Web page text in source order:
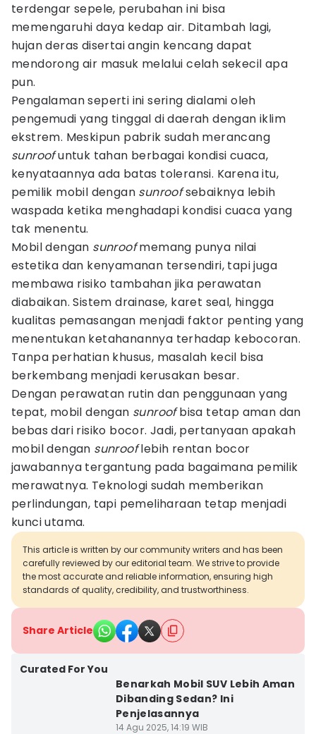
terdengar sepele, perubahan ini bisa
memengaruhi daya kedap air. Ditambah lagi,
hujan deras disertai angin kencang dapat
mendorong air masuk melalui celah sekecil apa
pun.
Pengalaman seperti ini sering dialami oleh
pengemudi yang tinggal di daerah dengan iklim
ekstrem. Meskipun pabrik sudah merancang
sunroofuntuk tahan berbagai kondisi cuaca,
kenyataannya ada batas toleransi. Karena itu,
pemilik mobil dengan sunroofsebaiknya lebih
waspada ketika menghadapi kondisi cuaca yang
tak menentu.
Mobil dengan sunroofmemang punya nilai
estetika dan kenyamanan tersendiri, tapi juga
membawa risiko tambahan jika perawatan
diabaikan. Sistem drainase, karet seal, hingga
kualitas pemasangan menjadi faktor penting yang
menentukan ketahanannya terhadap kebocoran.
Tanpa perhatian khusus, masalah kecil bisa
berkembang menjadi kerusakan besar.
Dengan perawatan rutin dan penggunaan yang
tepat, mobil dengan sunroofbisa tetap aman dan
bebas dari risiko bocor. Jadi, pertanyaan apakah
mobil dengan sunrooflebih rentan bocor
jawabannya tergantung pada bagaimana pemilik
merawatnya. Teknologi sudah memberikan
perlindungan, tapi pemeliharaan tetap menjadi
kunci utama.
This article is written by our community writers and has been
carefully reviewed by our editorial team. We strive to provide
the most accurate and reliable information, ensuring high
standards of quality, credibility, and trustworthiness.
Share Article
Curated For You
Benarkah Mobil SUV Lebih Aman
Dibanding Sedan? Ini
Penjelasannya
14 Agu 2025, 14:19 WIB